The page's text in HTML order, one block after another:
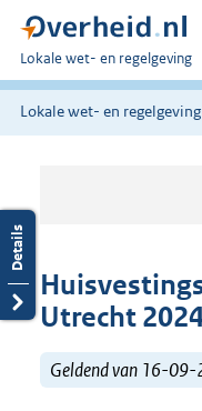
U
bent
hier:
Lokale wet- en regelgeving
Lokale wet- en regelgeving
Utrecht
Geldend van 16-